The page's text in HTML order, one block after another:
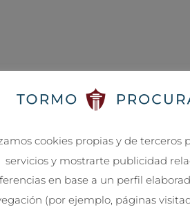
demandas) y su posterior
Mercantil, Registro Civil, etc.).
cookies propias y de terceros
servicios y mostrarte publicidad
en base a un perfil
(por ejemplo, páginas